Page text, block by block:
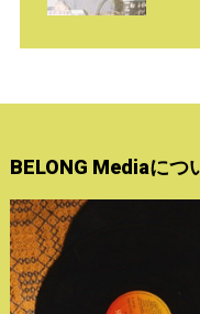
BELONG Mediaにつ